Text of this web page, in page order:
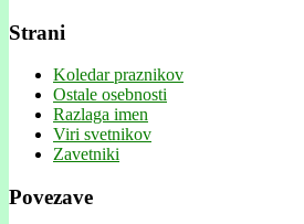
Strani
Koledar praznikov
Ostale osebnosti
Razlaga imen
Viri svetnikov
Zavetniki
Povezave